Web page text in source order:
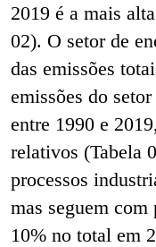
2019 é a mais
02). O setor de
das emissões
emissões do
entre 1990 e
relativos (Tabela
processos
mas seguem com
10% no total em